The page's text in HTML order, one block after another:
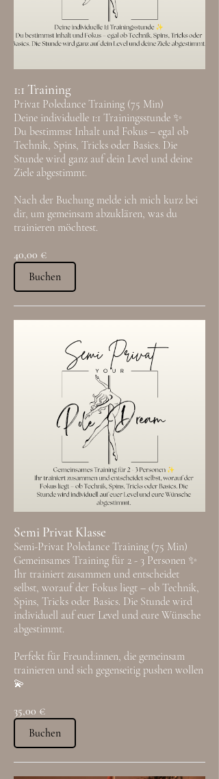
1:1 Training
Privat Poledance Training (75 Min)
Deine individuelle 1:1 Trainingsstunde ✨
Du bestimmst Inhalt und Fokus – egal ob
Technik, Spins, Tricks oder Basics. Die
Stunde wird ganz auf dein Level und deine
Ziele abgestimmt.
Nach der Buchung melde ich mich kurz bei
dir, um gemeinsam abzuklären, was du
trainieren möchtest.
40,00 €
Buchen
Semi Privat Klasse
Semi-Privat Poledance Training (75 Min)
Gemeinsames Training für 2 - 3 Personen ✨
Ihr trainiert zusammen und entscheidet
selbst, worauf der Fokus liegt – ob Technik,
Spins, Tricks oder Basics. Die Stunde wird
individuell auf euer Level und eure Wünsche
abgestimmt.
Perfekt für Freund:innen, die gemeinsam
trainieren und sich gegenseitig pushen wollen
💫
35,00 €
Buchen